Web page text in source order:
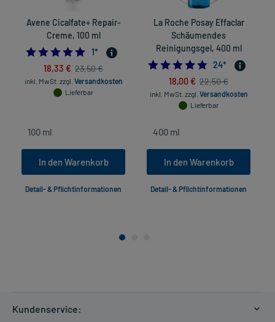
Avene Cicalfate+ Repair-
Creme, 100 ml
5.0
1*
18,33 € 23,50 €
inkl. MwSt. zzgl. Versandkosten
Lieferbar
In den Warenkorb
Detail- & Pflichtinformationen
La Roche Posay Effaclar
Schäumendes
Reinigungsgel, 400 ml
5.0
24*
18,00 € 22,50 €
inkl. MwSt. zzgl. Versandkosten
Lieferbar
In den Warenkorb
Detail- & Pflichtinformationen
Kundenservice: